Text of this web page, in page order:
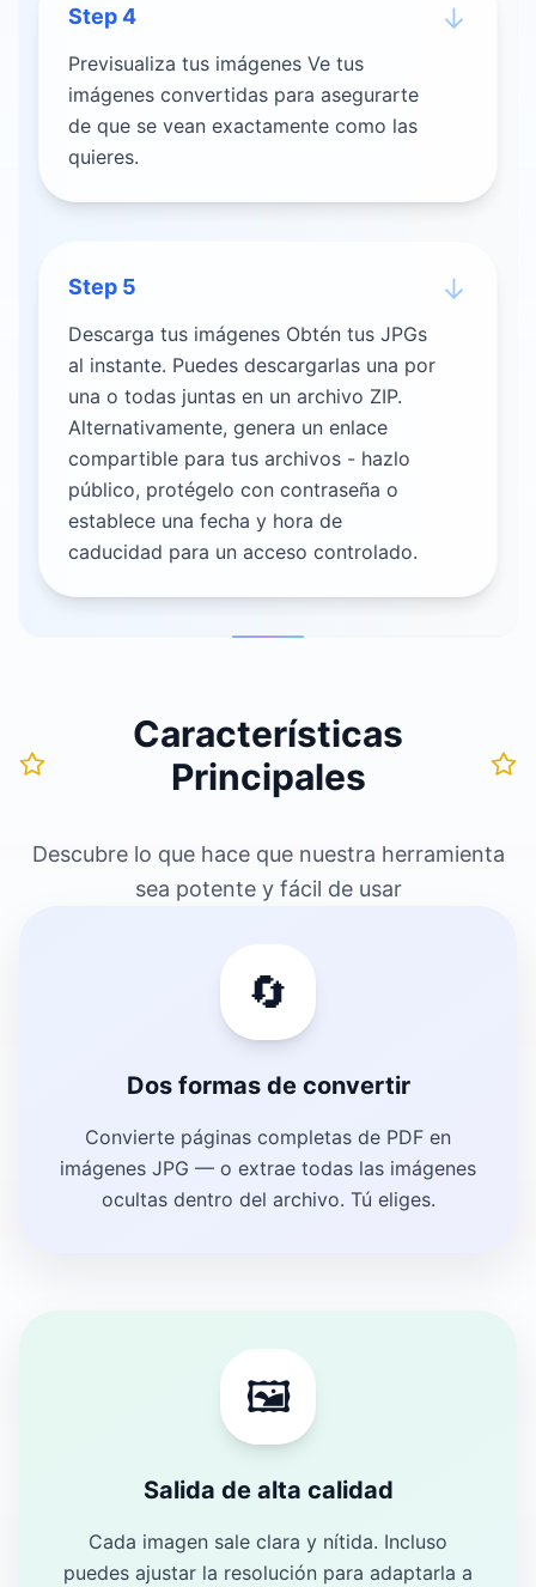
Step4
Previsualiza tus imágenes Ve tus
imágenes convertidas para asegurarte
de que se vean exactamente como las
quieres.
↓
Step 5
Descarga tus imágenes Obtén tus JPGs
al instante. Puedes descargarlas una por
una o todas juntas en un archivo ZIP.
Alternativamente, genera un enlace
compartible para tus archivos - hazlo
público, protégelo con contraseña o
establece una fecha y hora de
caducidad para un acceso controlado.
↓
Características
Principales
Descubre lo que hace que nuestra herramienta
sea potente y fácil de usar
🔄
Dos formas de convertir
Convierte páginas completas de PDF en
imágenes JPG — o extrae todas las imágenes
ocultas dentro del archivo. Tú eliges.
🖼️
Salida de alta calidad
Cada imagen sale clara y nítida. Incluso
puedes ajustar la resolución para adaptarla a